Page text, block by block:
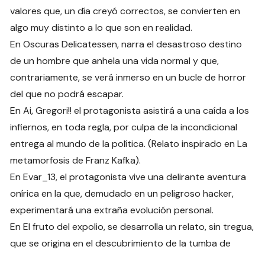
valores que, un día creyó correctos, se convierten en
algo muy distinto a lo que son en realidad.
En Oscuras Delicatessen, narra el desastroso destino
de un hombre que anhela una vida normal y que,
contrariamente, se verá inmerso en un bucle de horror
del que no podrá escapar.
En Ai, Gregori!! el protagonista asistirá a una caída a los
infiernos, en toda regla, por culpa de la incondicional
entrega al mundo de la política. (Relato inspirado en La
metamorfosis de Franz Kafka).
En Evar_13, el protagonista vive una delirante aventura
onírica en la que, demudado en un peligroso hacker,
experimentará una extraña evolución personal.
En El fruto del expolio, se desarrolla un relato, sin tregua,
que se origina en el descubrimiento de la tumba de